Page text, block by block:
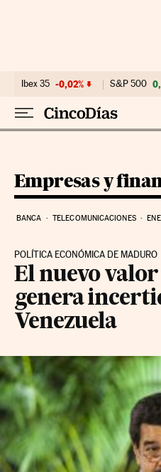
Ibex 35 -0,02% S&P 500
Empresas y
BANCA TELECOMUNICACIONES
POLÍTICA ECONÓMICA DE MADURO
El nuevo
genera
Venezuela